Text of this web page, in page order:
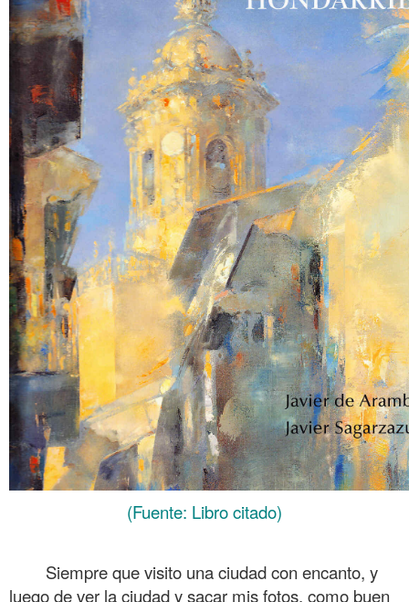
(Fuente: Libro citado)
Siempre que visito una ciudad con encanto, y
luego de ver la ciudad y sacar mis fotos, como buen